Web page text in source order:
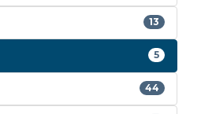
13
5
44